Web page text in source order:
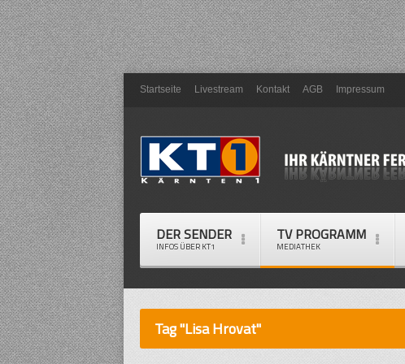
Startseite Livestream Kontakt AGB Impressum
DER SENDER
INFOS ÜBER KT1
TV PROGRAMM
MEDIATHEK
Tag "Lisa Hrovat"